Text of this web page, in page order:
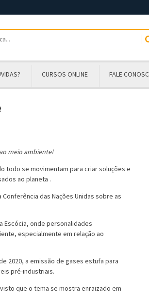
CURSOS ONLINE FALE
meio ambiente!
todo se movimentam para criar soluções e
ao planeta .
das Nações Unidas sobre as
Escócia, onde personalidades
especialmente em relação ao
2020, a emissão de gases estufa para
pré-industriais.
que o tema se mostra enraizado em